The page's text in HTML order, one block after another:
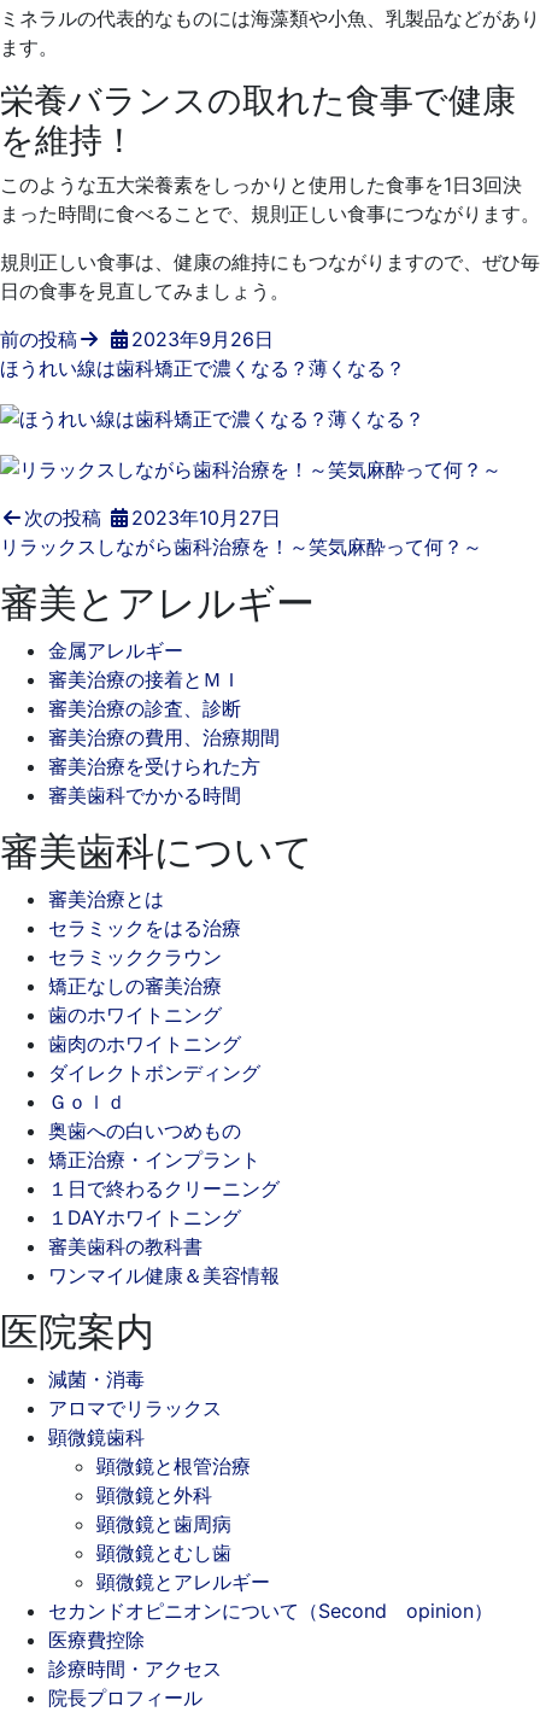
ミネラルの代表的なものには海藻類や小魚、乳製品などがあり
ます。
栄養バランスの取れた食事で健康
を維持！
このような五大栄養素をしっかりと使用した食事を1日3回決
まった時間に食べることで、規則正しい食事につながります。
規則正しい食事は、健康の維持にもつながりますので、ぜひ毎
日の食事を見直してみましょう。
前の投稿
2023年9月26日
ほうれい線は歯科矯正で濃くなる？薄くなる？
次の投稿
2023年10月27日
リラックスしながら歯科治療を！～笑気麻酔って何？～
審美とアレルギー
金属アレルギー
審美治療の接着とＭＩ
審美治療の診査、診断
審美治療の費用、治療期間
審美治療を受けられた方
審美歯科でかかる時間
審美歯科について
審美治療とは
セラミックをはる治療
セラミッククラウン
矯正なしの審美治療
歯のホワイトニング
歯肉のホワイトニング
ダイレクトボンディング
Ｇｏｌｄ
奥歯への白いつめもの
矯正治療・インプラント
１日で終わるクリーニング
１DAYホワイトニング
審美歯科の教科書
ワンマイル健康＆美容情報
医院案内
減菌・消毒
アロマでリラックス
顕微鏡歯科
顕微鏡と根管治療
顕微鏡と外科
顕微鏡と歯周病
顕微鏡とむし歯
顕微鏡とアレルギー
セカンドオピニオンについて（Second opinion）
医療費控除
診療時間・アクセス
院長プロフィール